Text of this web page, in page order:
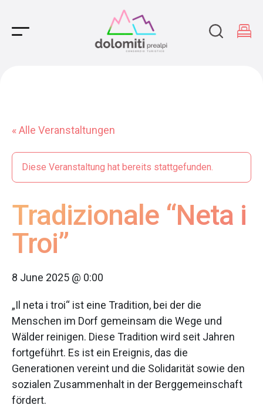
Main Navigation
« Alle Veranstaltungen
Diese Veranstaltung hat bereits stattgefunden.
Tradizionale “Neta i
Troi”
8 June 2025 @ 0:00
„Il neta i troi“ ist eine Tradition, bei der die
Menschen im Dorf gemeinsam die Wege und
Wälder reinigen. Diese Tradition wird seit Jahren
fortgeführt. Es ist ein Ereignis, das die
Generationen vereint und die Solidarität sowie den
sozialen Zusammenhalt in der Berggemeinschaft
fördert.